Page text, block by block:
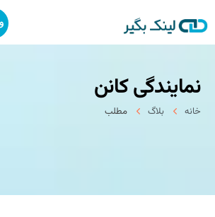
خانه
بکلینک
خدمات ما
نمایندگی كانن
خانه بلاگ مطلب